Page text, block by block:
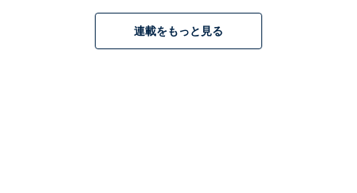
連載をもっと見る